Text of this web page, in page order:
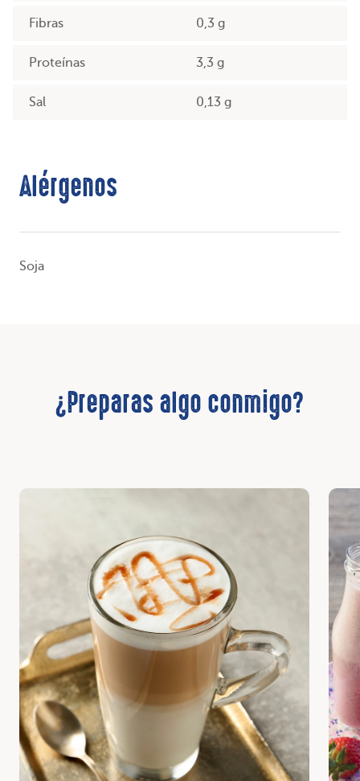
Fibras 0,3 g
Proteínas 3,3 g
Sal 0,13 g
Alérgenos
Soja
¿Preparas algo conmigo?
Descubrir